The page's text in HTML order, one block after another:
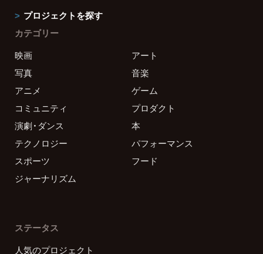
プロジェクトを探す
カテゴリー
映画
アート
写真
音楽
アニメ
ゲーム
コミュニティ
プロダクト
演劇・ダンス
本
テクノロジー
パフォーマンス
スポーツ
フード
ジャーナリズム
ステータス
人気のプロジェクト